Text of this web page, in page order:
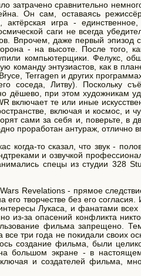
затрачено сравнительно
Он сам, оставаясь
игра -
саги не всегда
Впрочем, даже первый эпизод
- на высоте. После того,
компьютерщики. Фелукс,
команду энтузиастов, как в
Terragen и других
соседа, Литву). Поскольку
дёшево, при этом художникам
включает те или иные
включая и космос, и
сами за себя и, поверьте, в
проработан антураж, отлично
когда-то сказал, что звук -
и озвучкой
спецы из студии 328
Revelations - прямое
творчестве без его
Лукаса, и фанатами всех
из-за опасений конфликта
фильма запрещено.
все три года не покидали своих
создание фильма, были
большом экране - в
и создателей фильма,